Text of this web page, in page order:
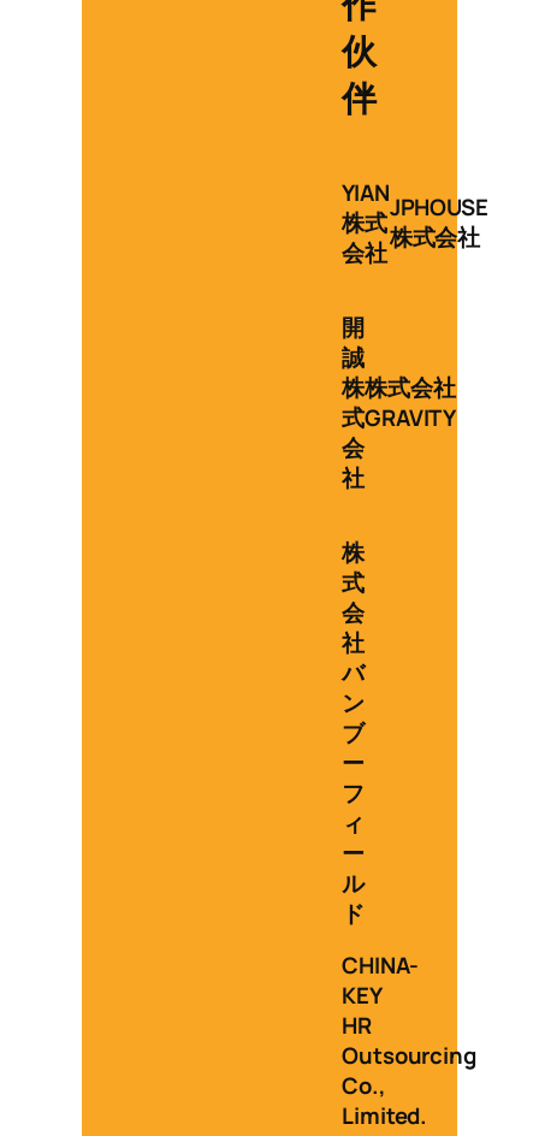
伙
伴
YIAN
株式
会社
JPHOUSE
株式会社
開
誠
株
式
会
社
株式会社
GRAVITY
株
式
会
社
バ
ン
ブ
ー
フ
ィ
ー
ル
ド
CHINA-
KEY
HR
Outsourcing
Co.,
Limited.